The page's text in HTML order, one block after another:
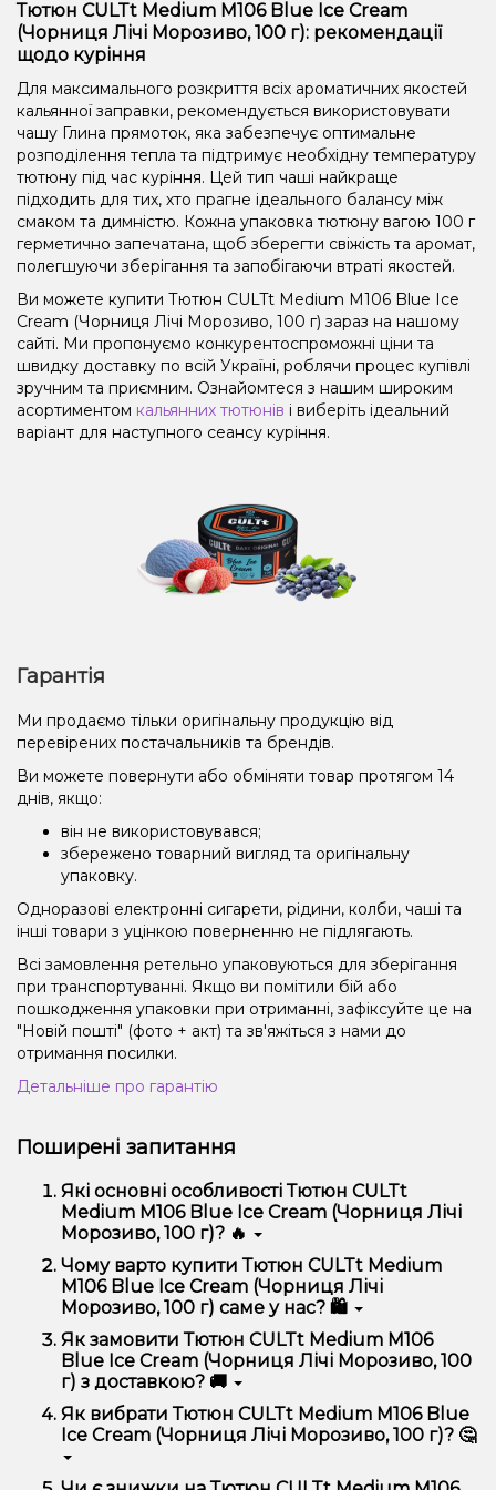
Тютюн CULTt Medium M106 Blue Ice Cream
(Чорниця Лічі Морозиво, 100 г): рекомендації
щодо куріння
Для максимального розкриття всіх ароматичних якостей
кальянної заправки, рекомендується використовувати
чашу Глина прямоток, яка забезпечує оптимальне
розподілення тепла та підтримує необхідну температуру
тютюну під час куріння. Цей тип чаші найкраще
підходить для тих, хто прагне ідеального балансу між
смаком та димністю. Кожна упаковка тютюну вагою 100 г
герметично запечатана, щоб зберегти свіжість та аромат,
полегшуючи зберігання та запобігаючи втраті якостей.
Ви можете купити Тютюн CULTt Medium M106 Blue Ice
Cream (Чорниця Лічі Морозиво, 100 г) зараз на нашому
сайті. Ми пропонуємо конкурентоспроможні ціни та
швидку доставку по всій Україні, роблячи процес купівлі
зручним та приємним. Ознайомтеся з нашим широким
асортиментом кальянних тютюнів і виберіть ідеальний
варіант для наступного сеансу куріння.
Гарантія
Ми продаємо тільки оригінальну продукцію від
перевірених постачальників та брендів.
Ви можете повернути або обміняти товар протягом 14
днів, якщо:
він не використовувався;
збережено товарний вигляд та оригінальну
упаковку.
Одноразові електронні сигарети, рідини, колби, чаші та
інші товари з уцінкою поверненню не підлягають.
Всі замовлення ретельно упаковуються для зберігання
при транспортуванні. Якщо ви помітили бій або
пошкодження упаковки при отриманні, зафіксуйте це на
"Новій пошті" (фото + акт) та зв'яжіться з нами до
отримання посилки.
Детальніше про гарантію
Поширені запитання
Які основні особливості Тютюн CULTt
Medium M106 Blue Ice Cream (Чорниця Лічі
Морозиво, 100 г)? 🔥
Тютюн CULTt Medium M106 Blue Ice Cream
(Чорниця Лічі Морозиво, 100 г) відрізняється
високою якістю, зручністю використання та
надійністю.
Чому варто купити Тютюн CULTt Medium
M106 Blue Ice Cream (Чорниця Лічі
Морозиво, 100 г) саме у нас? 🛍️
Ми пропонуємо тільки оригінальну продукцію,
широкий асортимент, вигідні ціни та швидку
доставку. Крім того, у нас регулярні акції та знижки
для клієнтів!
Як замовити Тютюн CULTt Medium M106
Blue Ice Cream (Чорниця Лічі Морозиво, 100
г) з доставкою? 🚚
Оформити замовлення можна в кілька кліків:
Додайте Тютюн CULTt Medium M106 Blue Ice
Як вибрати Тютюн CULTt Medium M106 Blue
Ice Cream (Чорниця Лічі Морозиво, 100 г)? 🤔